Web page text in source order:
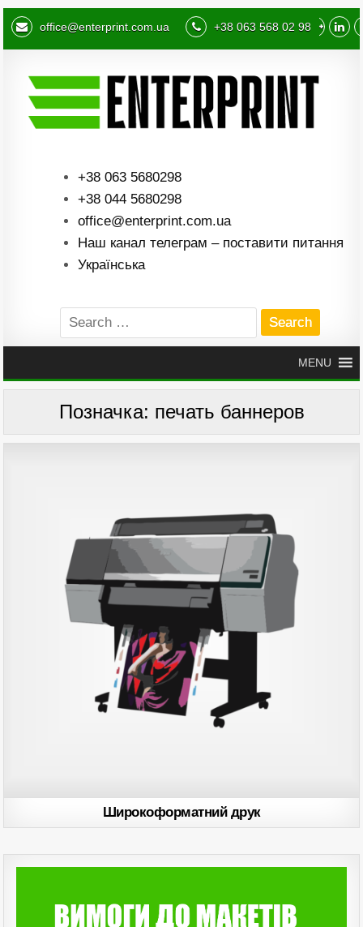
office@enterprint.com.ua +38 063 568 02 98
+38 063 5680298
+38 044 5680298
office@enterprint.com.ua
Наш канал телеграм – поставити питання
Українська
Search
for:
MENU
Позначка: печать баннеров
Широкоформатний друк